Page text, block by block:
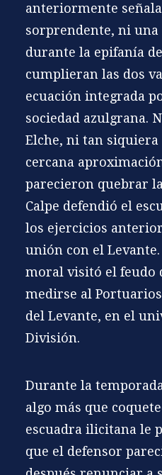
anteriormente
sorprendente, ni
durante la epifanía
cumplieran las dos
ecuación integrada
sociedad azulgrana.
Elche, ni tan siquiera
cercana
parecieron quebrar
Calpe defendió el
los ejercicios
unión con el
moral visitó el feudo
medirse al
del Levante, en el
División.
Durante la
algo más que
escuadra ilicitana le
que el defensor